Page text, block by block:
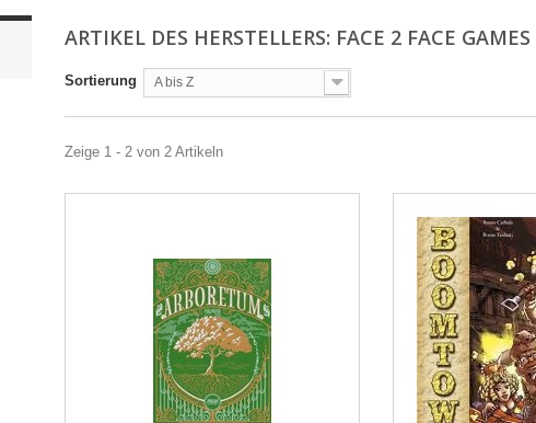
ARTIKEL DES HERSTELLERS: FACE 2 FACE GAMES
Sortierung A bis Z
Zeige 1 - 2 von 2 Artikeln